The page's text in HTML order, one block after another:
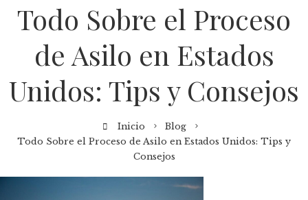
Todo Sobre el Proceso
de Asilo en Estados
Unidos: Tips y Consejos
Inicio
Blog
Todo Sobre el Proceso de Asilo en Estados Unidos: Tips y
Consejos